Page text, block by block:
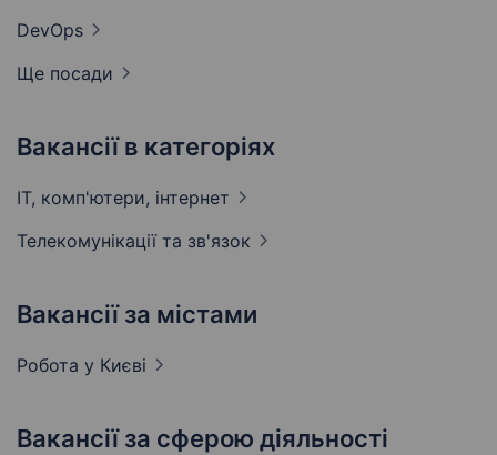
DevOps
Ще посади
Вакансії в категоріях
IT, комп'ютери, інтернет
Телекомунікації та зв'язок
Вакансії за містами
Робота у Києві
Вакансії за сферою діяльності